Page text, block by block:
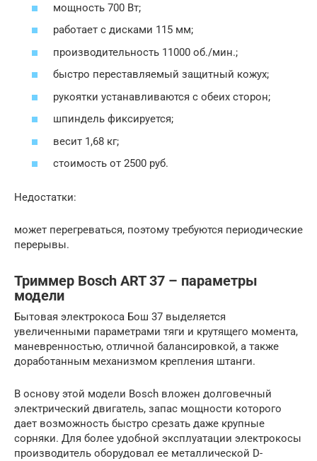
мощность 700 Вт;
работает с дисками 115 мм;
производительность 11000 об./мин.;
быстро переставляемый защитный кожух;
рукоятки устанавливаются с обеих сторон;
шпиндель фиксируется;
весит 1,68 кг;
стоимость от 2500 руб.
Недостатки:
может перегреваться, поэтому требуются периодические
перерывы.
Триммер Bosch ART 37 – параметры
модели
Бытовая электрокоса Бош 37 выделяется
увеличенными параметрами тяги и крутящего момента,
маневренностью, отличной балансировкой, а также
доработанным механизмом крепления штанги.
В основу этой модели Bosch вложен долговечный
электрический двигатель, запас мощности которого
дает возможность быстро срезать даже крупные
сорняки. Для более удобной эксплуатации электрокосы
производитель оборудовал ее металлической D-